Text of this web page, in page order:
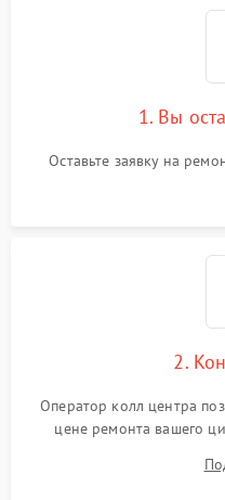
1. Вы
Оставьте заявку на
2.
Оператор колл центра
цене ремонта вашего